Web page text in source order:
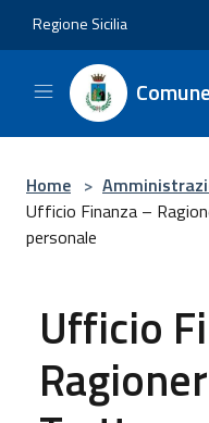
Regione Sicilia
Home >
Ufficio Finanza –
personale
Ufficio